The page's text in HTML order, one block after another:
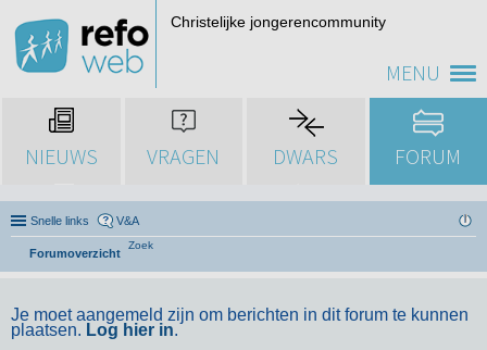
MENU
Christelijke jongerencommunity
NIEUWS VRAGEN DWARS FORUM
Snelle links V&A
Forumoverzicht
Zoek
Je moet aangemeld zijn om berichten in dit forum te kunnen
plaatsen. Log hier in.